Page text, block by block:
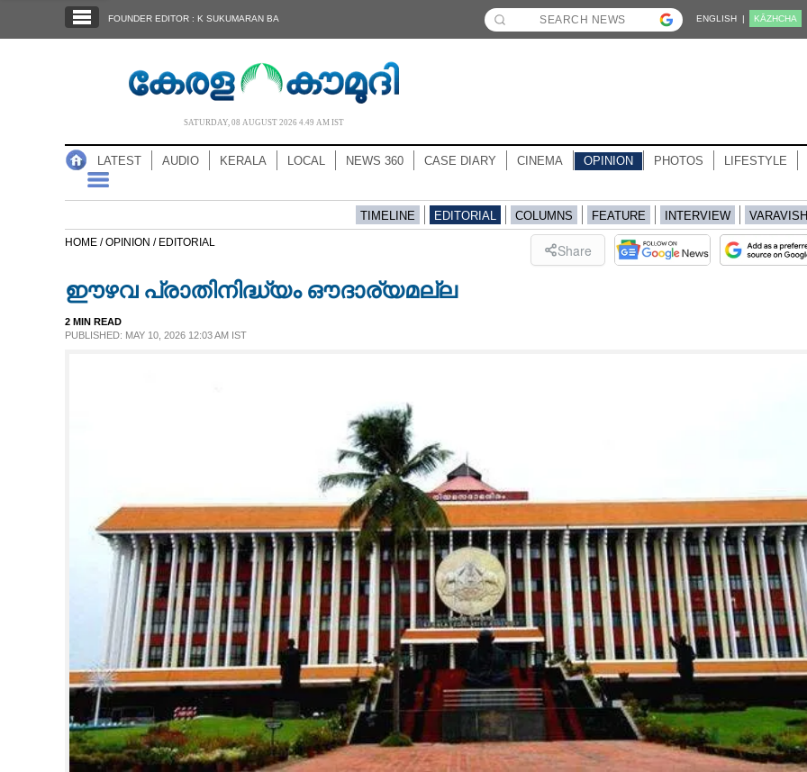
NOTIFIED NEWS
FOUNDER EDITOR : K SUKUMARAN BA ENGLISH | KĀZHCHA
SATURDAY, 08 AUGUST 2026 4.49 AM IST
LATEST AUDIO KERALA LOCAL NEWS 360 CASE DIARY CINEMA OPINION PHOTOS LIFESTYLE
TIMELINE EDITORIAL COLUMNS FEATURE INTERVIEW
HOME /OPINION / EDITORIAL Share
ഈഴവ പ്രാതിനിദ്ധ്യം ഔദാര്യമല്ല
2 MIN READ
PUBLISHED: MAY 10, 2026 12:03 AM IST